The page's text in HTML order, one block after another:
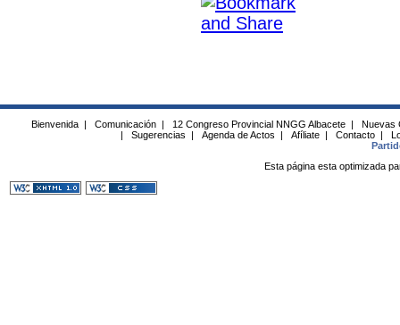
Bienvenida | Comunicación | 12 Congreso Provincial NNGG Albacete |
Nuevas
|
Sugerencias | Agenda de Actos | Afíliate | Contacto |
Esta página esta optimizada